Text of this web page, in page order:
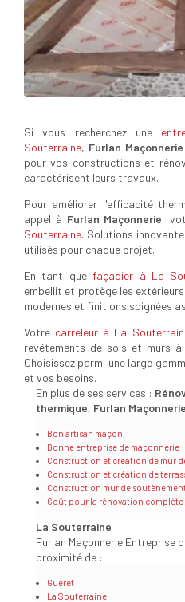
Si vous recherchez une
Souterraine, Furlan Maçonnerie
pour vos constructions et
caractérisent leurs travaux.
Pour améliorer l'efficacité
appel à Furlan Maçonnerie,
Souterraine. Solutions
utilisés pour chaque projet.
En tant que façadier à La
embellit et protège les
modernes et finitions soignées
Votre carreleur à La
revêtements de sols et murs
Choisissez parmi une large
et vos besoins.
En plus de ses services :
thermique, Furlan Maçonnerie
Bon artisan maçon
Bonne entreprise de maçonnerie
Construction et création de mur
Construction et création de
Construction mur de
Coût pour la rénovation complète
La Souterraine
Furlan Maçonnerie Entreprise
proximité de :
Guéret
La Souterraine